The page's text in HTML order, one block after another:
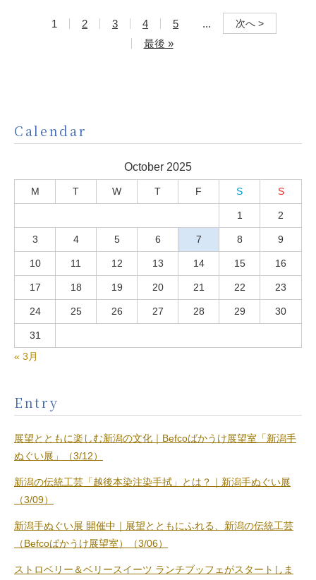
1 2 3 4 5 ... 次へ >
最後 »
Calendar
October 2025
M T W T F S S
1 2
3 4 5 6 7 8 9
10 11 12 13 14 15 16
17 18 19 20 21 22 23
24 25 26 27 28 29 30
31
« 3月
Entry
展望とともに楽しむ新潟の文化｜Befcoばかうけ展望室「新潟手
ぬぐい展」（3/12）
新潟の伝統工芸「越後本染注染手拭」とは？｜新潟手ぬぐい展
（3/09）
新潟手ぬぐい展 開催中｜展望とともにふれる、新潟の伝統工芸
（Befcoばかうけ展望室）（3/06）
ストロベリー＆ベリースイーツ ランチブッフェがスタートしま